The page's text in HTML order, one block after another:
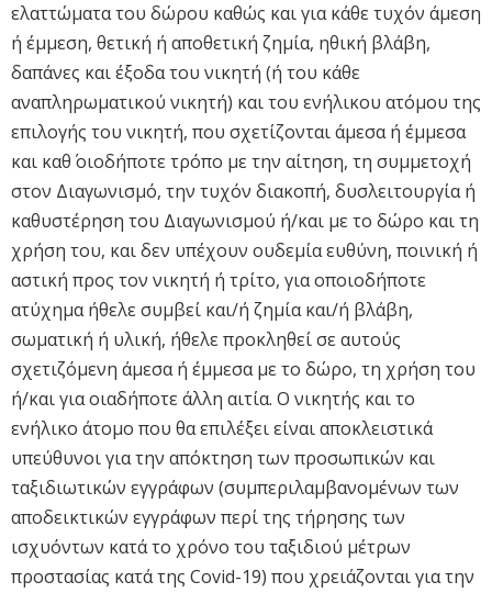
ελαττώματα του δώρου καθώς και για κάθε τυχόν άμεση
ή έμμεση, θετική ή αποθετική ζημία, ηθική βλάβη,
δαπάνες και έξοδα του νικητή (ή του κάθε
αναπληρωματικού νικητή) και του ενήλικου ατόμου της
επιλογής του νικητή, που σχετίζονται άμεσα ή έμμεσα
και καθ΄ οιοδήποτε τρόπο με την αίτηση, τη συμμετοχή
στον Διαγωνισμό, την τυχόν διακοπή, δυσλειτουργία ή
καθυστέρηση του Διαγωνισμού ή/και με το δώρο και τη
χρήση του, και δεν υπέχουν ουδεμία ευθύνη, ποινική ή
αστική προς τον νικητή ή τρίτο, για οποιοδήποτε
ατύχημα ήθελε συμβεί και/ή ζημία και/ή βλάβη,
σωματική ή υλική, ήθελε προκληθεί σε αυτούς
σχετιζόμενη άμεσα ή έμμεσα με το δώρο, τη χρήση του
ή/και για οιαδήποτε άλλη αιτία. Ο νικητής και το
ενήλικο άτομο που θα επιλέξει είναι αποκλειστικά
υπεύθυνοι για την απόκτηση των προσωπικών και
ταξιδιωτικών εγγράφων (συμπεριλαμβανομένων των
αποδεικτικών εγγράφων περί της τήρησης των
ισχυόντων κατά το χρόνο του ταξιδιού μέτρων
προστασίας κατά της Covid-19) που χρειάζονται για την